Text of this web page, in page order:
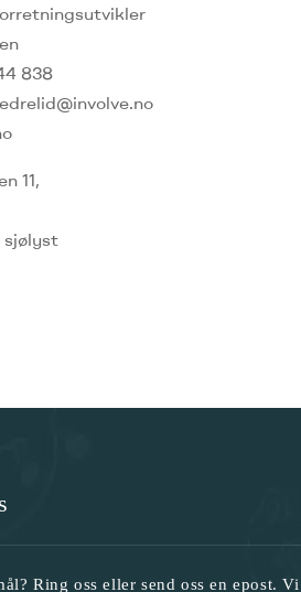
838
11,
sjølyst
Ring oss eller send oss en epost.